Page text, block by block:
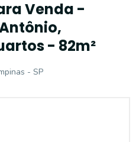
Venda -
- 82m²
- SP